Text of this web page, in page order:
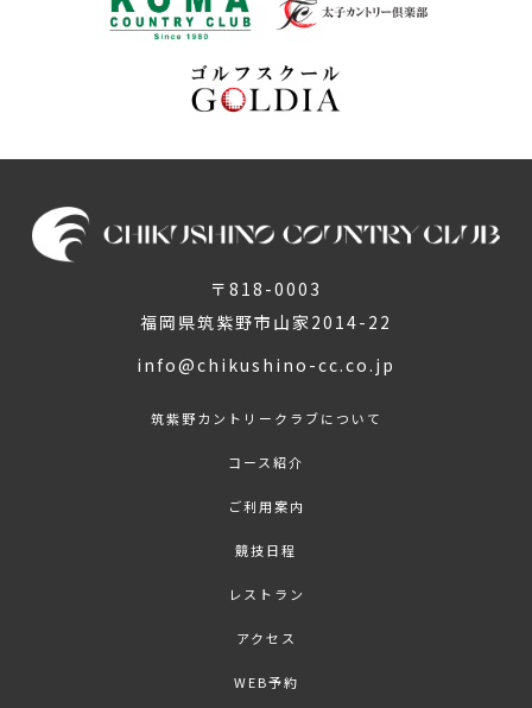
〒818-0003
福岡県筑紫野市山家2014-22
info@chikushino-cc.co.jp
筑紫野カントリークラブについて
コース紹介
ご利用案内
競技日程
レストラン
アクセス
WEB予約